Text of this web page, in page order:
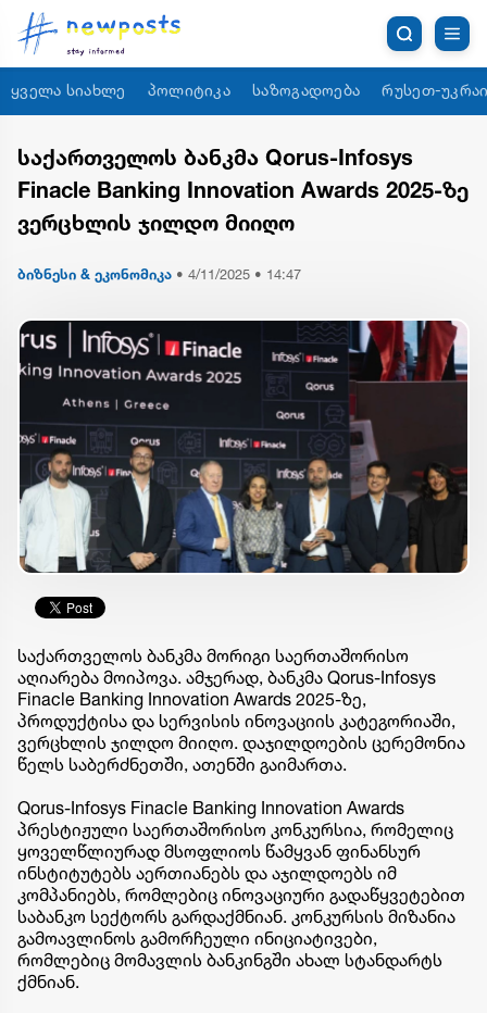
ყველა სიახლე პოლიტიკა საზოგადოება რუსეთ-
საქართველოს ბანკმა Qorus-Infosys
Finacle Banking Innovation Awards 2025-ზე
ვერცხლის ჯილდო მიიღო
ბიზნესი & ეკონომიკა • 4/11/2025 • 14:47
საქართველოს ბანკმა მორიგი საერთაშორისო
აღიარება მოიპოვა. ამჯერად, ბანკმა Qorus-Infosys
Finacle Banking Innovation Awards 2025-ზე,
პროდუქტისა და სერვისის ინოვაციის კატეგორიაში,
ვერცხლის ჯილდო მიიღო. დაჯილდოების ცერემონია
წელს საბერძნეთში, ათენში გაიმართა.
Qorus-Infosys Finacle Banking Innovation Awards
პრესტიჟული საერთაშორისო კონკურსია, რომელიც
ყოველწლიურად მსოფლიოს წამყვან ფინანსურ
ინსტიტუტებს აერთიანებს და აჯილდოებს იმ
კომპანიებს, რომლებიც ინოვაციური გადაწყვეტებით
საბანკო სექტორს გარდაქმნიან. კონკურსის მიზანია
გამოავლინოს გამორჩეული ინიციატივები,
რომლებიც მომავლის ბანკინგში ახალ სტანდარტს
ქმნიან.